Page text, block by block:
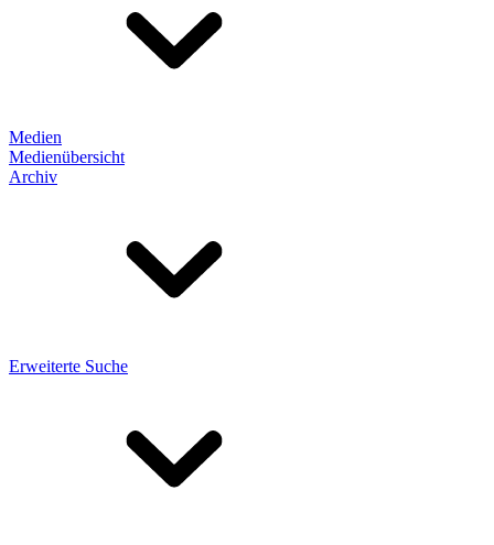
Medien
Medienübersicht
Archiv
Erweiterte Suche